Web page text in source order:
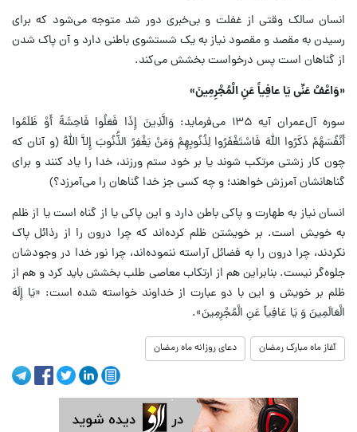
انسان سالک وقتی از غفلت و بی‌خبری دور شد متوجه می‌شود که برای
رسیدن به مقصد و مقصود نیاز به یک شستشوی باطنی دارد و آن پاک شدن
از گناهان است پس درخواست بخشش می‌کند.
«وَاعْفُ عَنِّی یَا عافِیاً عَنِ الْمُجْرِمِینَ»
سوره آل‌عمران آیه ۱۳۵ می‌فرماید: وَالَّذِینَ إِذَا فَعَلُوا فَاحِشَةً أَوْ ظَلَمُوا
أَنْفُسَهُمْ ذَکَرُوا اللهَ فَاسْتَغْفَرُوا لِذُنُوبِهِمْ وَمَنْ یَغْفِرُ الذُّنُوبَ إِلاَّ اللهُ (و آنان که
چون کار زشتی مرتکب شوند یا بر خود ستم ورزند، خدا را یاد کنند و برای
گناهانشان آمرزش خواهند؛ و چه کسی جز خدا گناهان را می‌آمرزد؟)
انسان نیاز به طهارت و پاکی باطن دارد و این پاکی یا از گناه است یا از ظلم
به خویش است. بر خویشتن ظلم کرده‌اند که چرا درون را از رذائل پاک
نکردند، چرا درون را به فضائل آراسته ننموده‌اند، چرا نور خدا در وجودشان
جلوه‌گر نیست. بنابراین هم از ارتکاب معاصی طلب بخشش باید کرد و هم از
ظلم بر خویش و این با دو عبارت از خداوند خواسته شده است: «یَا إِلَهَ
الْعَالَمِینَ وَ یَا عَافِیاً عَنِ الْمُجْرِمِینَ».
آغاز ماه مبارک رمضان دعای روزانه ماه رمضان